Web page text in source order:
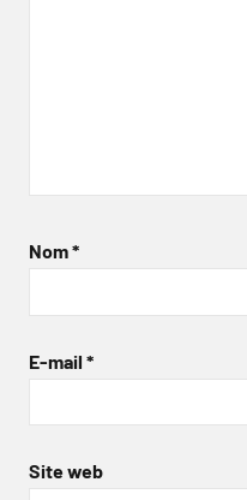
Nom*
E-mail *
Site web